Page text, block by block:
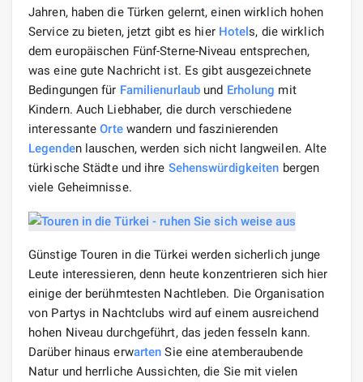
Jahren, haben die Türken gelernt, einen wirklich hohen
Service zu bieten, jetzt gibt es hier Hotels, die wirklich
dem europäischen Fünf-Sterne-Niveau entsprechen,
was eine gute Nachricht ist. Es gibt ausgezeichnete
Bedingungen für Familienurlaub und Erholung mit
Kindern. Auch Liebhaber, die durch verschiedene
interessanteOrtewandern und faszinierenden
Legenden lauschen, werden sich nicht langweilen. Alte
türkische Städte und ihre Sehenswürdigkeiten bergen
viele Geheimnisse.
Günstige Touren in die Türkei werden sicherlich junge
Leute interessieren, denn heute konzentrieren sich hier
einige der berühmtesten Nachtleben. Die Organisation
von Partys in Nachtclubs wird auf einem ausreichend
hohen Niveau durchgeführt, das jeden fesseln kann.
Darüber hinaus erwarten Sie eine atemberaubende
Natur und herrliche Aussichten, die Sie mit vielen